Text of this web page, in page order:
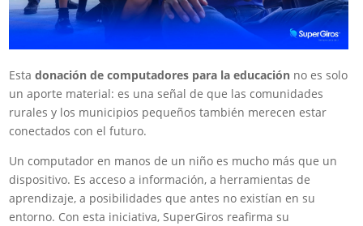
Estadonación de computadores para la educación no es solo
un aporte material: es una señal de que las comunidades
rurales y los municipios pequeños también merecen estar
conectados con el futuro.
Un computador en manos de un niño es mucho más que un
dispositivo. Es acceso a información, a herramientas de
aprendizaje, a posibilidades que antes no existían en su
entorno. Con esta iniciativa, SuperGiros reafirma su